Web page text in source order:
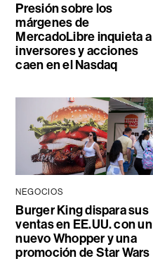
Presión sobre los
márgenes de
MercadoLibre inquieta a
inversores y acciones
caen en el Nasdaq
NEGOCIOS
Burger King dispara sus
ventas en EE.UU. con un
nuevo Whopper y una
promoción de Star Wars